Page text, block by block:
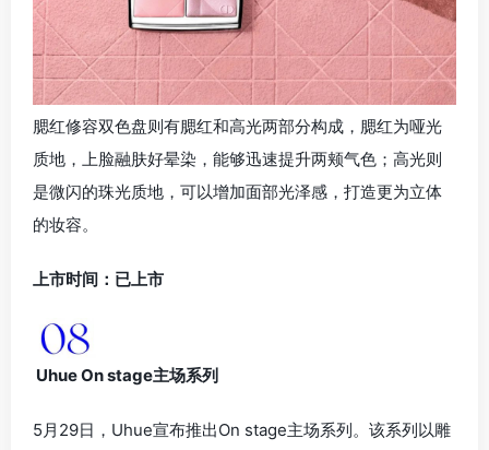
腮红修容双色盘则有腮红和高光两部分构成，腮红为哑光
质地，上脸融肤好晕染，能够迅速提升两颊气色；高光则
是微闪的珠光质地，可以增加面部光泽感，打造更为立体
的妆容。
上市时间：已上市
Uhue On stage主场系列
5月29日，Uhue宣布推出On stage主场系列。该系列以雕